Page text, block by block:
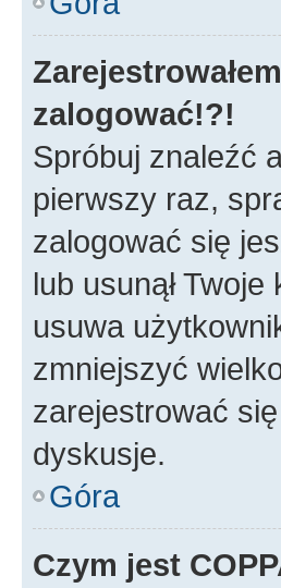
zalogować!?!
Spróbuj znaleźć
pierwszy raz,
zalogować się
lub usunął
usuwa
zmniejszyć
zarejestrować
dyskusje.
Góra
Czym jest